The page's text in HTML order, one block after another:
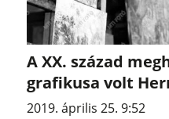
A XX. század
grafikusa volt
2019. április 25. 9:52